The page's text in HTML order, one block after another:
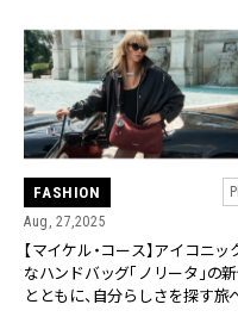
FASHION
Aug, 27,2025
【マイケル・コース】アイコニッ
なハンドバッグ「ノリータ」の
とともに、自分らしさを探す旅